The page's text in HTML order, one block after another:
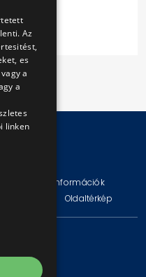
BKV Zrt.
Technikai információk
Oldaltérkép
Az
es
a
a
linken